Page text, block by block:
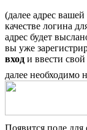
(далее адрес
качестве логина
адрес будет
вы уже
вход и ввести
далее необходимо
Появится поле для